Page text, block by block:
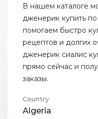
В нашем каталоге
дженерик купить
помогаем быстро
рецептов и долгих
дженерик сиалис
прямо сейчас и
заказы.
Country
Algeria